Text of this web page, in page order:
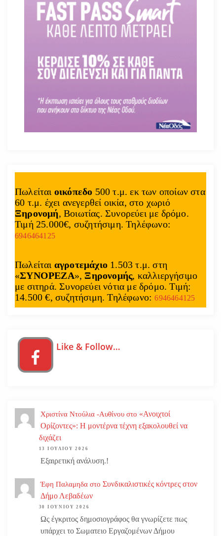
Πωλείται οικόπεδο 500 τ.μ. εκ των οποίων στα
60 τ.μ. έχει ανεγερθεί οικία, στο χωριό
Ξηρονομή, Βοιωτίας. Συνορεύει με δρόμο.
Τιμή 25.000€, συζητήσιμη. Τηλέφωνο:
6946464125
Πωλείται αγροτεμάχιο 1.503 τ.μ. στη
«ΣΥΝΟΡΕΖΑ», Ξηρονομής, καλλιεργήσιμο
με σιτηρά. Συνορεύει νότια με δρόμο. Τιμή:
14.500 €, συζητήσιμη. Τηλέφωνο:6946464125
Like & Follow…
Χριστίνα Ντούλια -Αυθίνου στο «Ανοιχτοί
Ορίζοντες»: Η μοντέρνα τέχνη εξακολουθεί να
διχάζει
13 ΙΟΥΛΊΟΥ 2026
Εξαιρετική ανάλυση.!
Έφη Παλαμηδα στο Συνδικαλιστικές κόντρες στον
Δήμο Λεβαδέων
30 ΙΟΥΝΊΟΥ 2026
Ως έγκριτος δημοσιογράφος θα γνωρίζετε πως
υπάρχει το Σωματειο Εργαζομένων Δήμου